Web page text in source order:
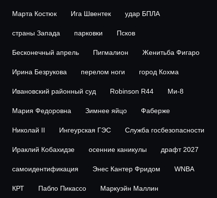
Марта Костюк Ига Швентек удар БПЛА
страны Запада парковки Псков
Бесконечный апрель Пигмалион Женитьба Фигаро
Ирина Безрукова перелом ноги город Кохма
Ивановский районный суд Robinson R44 Ми-8
Мария Федоровна Зимнее яйцо Фаберже
Николай II Ингеурская ГЭС Служба госбезопасности
Ираклий Кобахидзе осенние каникулы драфт 2027
самоидентификация Энес Кантер Фридом WNBA
КРТ Пабло Пикассо Маркуэйн Маллин